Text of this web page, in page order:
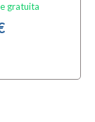
gratuita